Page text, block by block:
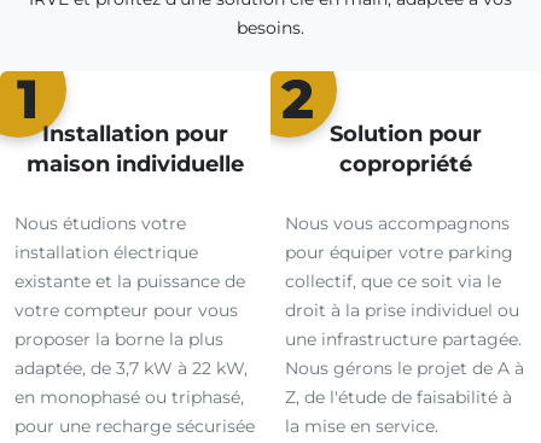
besoins.
1
Installation pour
maison individuelle
Nous étudions votre
installation électrique
existante et la puissance de
votre compteur pour vous
proposer la borne la plus
adaptée, de 3,7 kW à 22 kW,
en monophasé ou triphasé,
pour une recharge sécurisée
2
Solution pour
copropriété
Nous vous accompagnons
pour équiper votre parking
collectif, que ce soit via le
droit à la prise individuel ou
une infrastructure partagée.
Nous gérons le projet de A à
Z, de l'étude de faisabilité à
la mise en service.